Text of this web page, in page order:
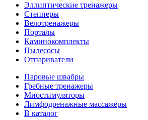
Эллиптические тренажеры
Степперы
Велотренажеры
Порталы
Каминокомплекты
Пылесосы
Отпариватели
Паровые швабры
Гребные тренажеры
Миостимуляторы
Лимфодренажные массажёры
В каталог